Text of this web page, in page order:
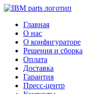
Главная
О нас
О конфигураторе
Решения и сборка
Оплата
Доставка
Гарантия
Пресс-центр